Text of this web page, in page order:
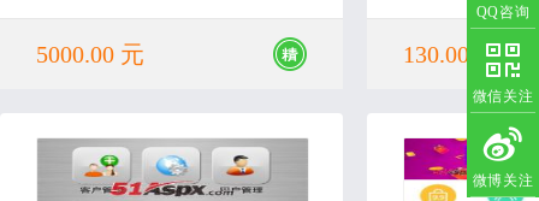
QQ咨询
微信关注
微博关注
术特点：运用C#语言开发，数据库Sqlserve
r2014，运用了Highcharts、dataGrid、poshyt
5000.00 元
答平台！本网站是
享平台！提供医疗
科普文章等多种疾病
助力医生实现知识
享受健康美好生活
130.00 元